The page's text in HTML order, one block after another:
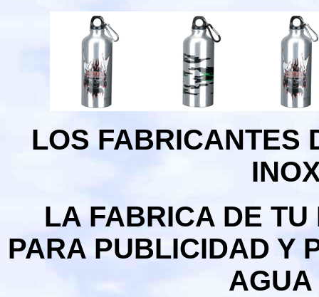
LOS FABRICANTES
LA FABRICA DE
PARA PUBLICIDAD Y
AGUA